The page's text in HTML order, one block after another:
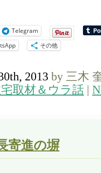
Telegram
その他
2013 by 三木
取材＆ウラ話 |
寄進の塀